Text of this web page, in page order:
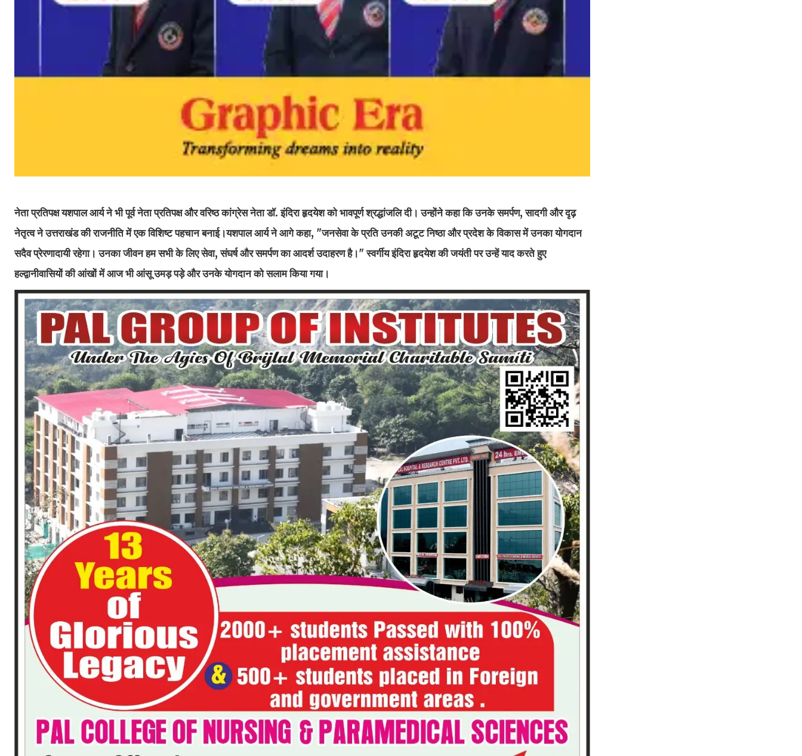
नेता प्रतिपक्ष यशपाल आर्य ने भी पूर्व नेता प्रतिपक्ष और वरिष्ठ कांग्रेस नेता डॉ. इंदिरा हृदयेश को भावपूर्ण श्रद्धांजलि दी। उन्होंने कहा कि उनके समर्पण, सादगी और दृढ़
नेतृत्व ने उत्तराखंड की राजनीति में एक विशिष्ट पहचान बनाई।यशपाल आर्य ने आगे कहा, "जनसेवा के प्रति उनकी अटूट निष्ठा और प्रदेश के विकास में उनका योगदान
सदैव प्रेरणादायी रहेगा। उनका जीवन हम सभी के लिए सेवा, संघर्ष और समर्पण का आदर्श उदाहरण है।" स्वर्गीय इंदिरा हृदयेश की जयंती पर उन्हें याद करते हुए
हल्द्वानीवासियों की आंखों में आज भी आंसू उमड़ पड़े और उनके योगदान को सलाम किया गया।